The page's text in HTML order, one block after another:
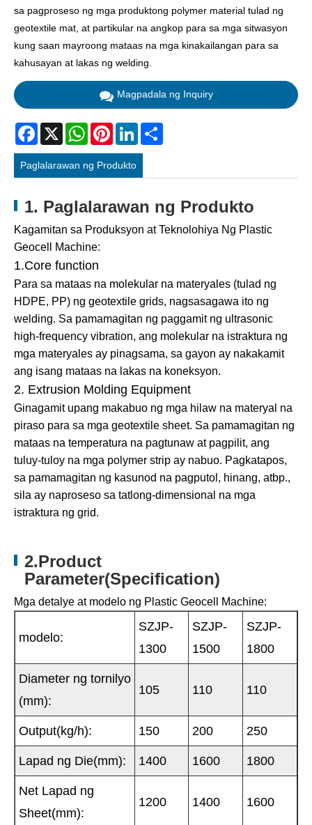
sa pagproseso ng mga produktong polymer material tulad ng
geotextile mat, at partikular na angkop para sa mga sitwasyon
kung saan mayroong mataas na mga kinakailangan para sa
kahusayan at lakas ng welding.
Magpadala ng Inquiry
Facebook
X WhatsAppPinterestLinkedIn
Paglalarawan ng Produkto
1. Paglalarawan ng Produkto
Kagamitan sa Produksyon at Teknolohiya Ng Plastic
Geocell Machine:
1.Core function
Para sa mataas na molekular na materyales (tulad ng
HDPE, PP) ng geotextile grids, nagsasagawa ito ng
welding. Sa pamamagitan ng paggamit ng ultrasonic
high-frequency vibration, ang molekular na istraktura ng
mga materyales ay pinagsama, sa gayon ay nakakamit
ang isang mataas na lakas na koneksyon.
2. Extrusion Molding Equipment
Ginagamit upang makabuo ng mga hilaw na materyal na
piraso para sa mga geotextile sheet. Sa pamamagitan ng
mataas na temperatura na pagtunaw at pagpilit, ang
tuluy-tuloy na mga polymer strip ay nabuo. Pagkatapos,
sa pamamagitan ng kasunod na pagputol, hinang, atbp.,
sila ay naproseso sa tatlong-dimensional na mga
istraktura ng grid.
2.Product
Parameter(Specification)
Mga detalye at modelo ng Plastic Geocell Machine:
modelo:
SZJP-
1300
SZJP-
1500
SZJP-
1800
Diameter ng tornilyo
(mm):
105 110 110
Output(kg/h): 150 200 250
Lapad ng Die(mm): 1400 1600 1800
Net Lapad ng
Sheet(mm):
1200 1400 1600